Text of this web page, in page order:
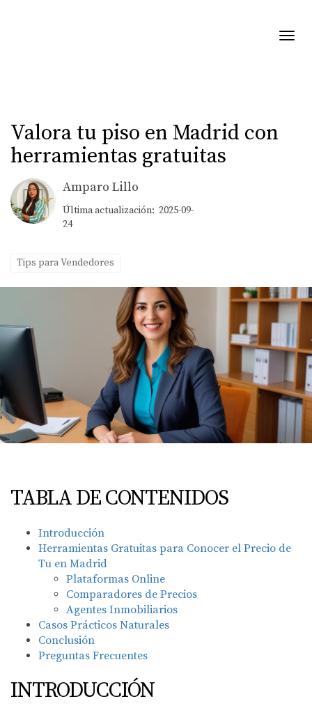
Valora tu piso en Madrid con
herramientas gratuitas
Amparo Lillo
Última actualización: 2025-09-
24
Tips para Vendedores
TABLA DE CONTENIDOS
Introducción
Herramientas Gratuitas para Conocer el Precio de
Tu en Madrid
Plataformas Online
Comparadores de Precios
Agentes Inmobiliarios
Casos Prácticos Naturales
Conclusión
Preguntas Frecuentes
INTRODUCCIÓN